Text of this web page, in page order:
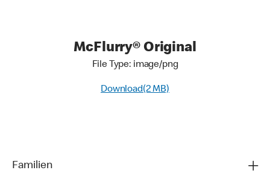
McFlurry® Original
File Type: image/png
Download(2 MB)
Familien